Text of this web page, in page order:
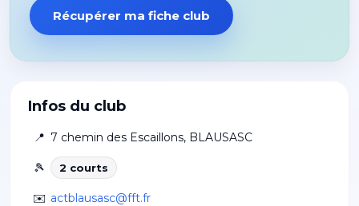
Infos du club
📍 7 chemin des Escaillons, BLAUSASC
🎾 2 courts
✉️ actblausasc@fft.fr
Récupérer ma fiche club